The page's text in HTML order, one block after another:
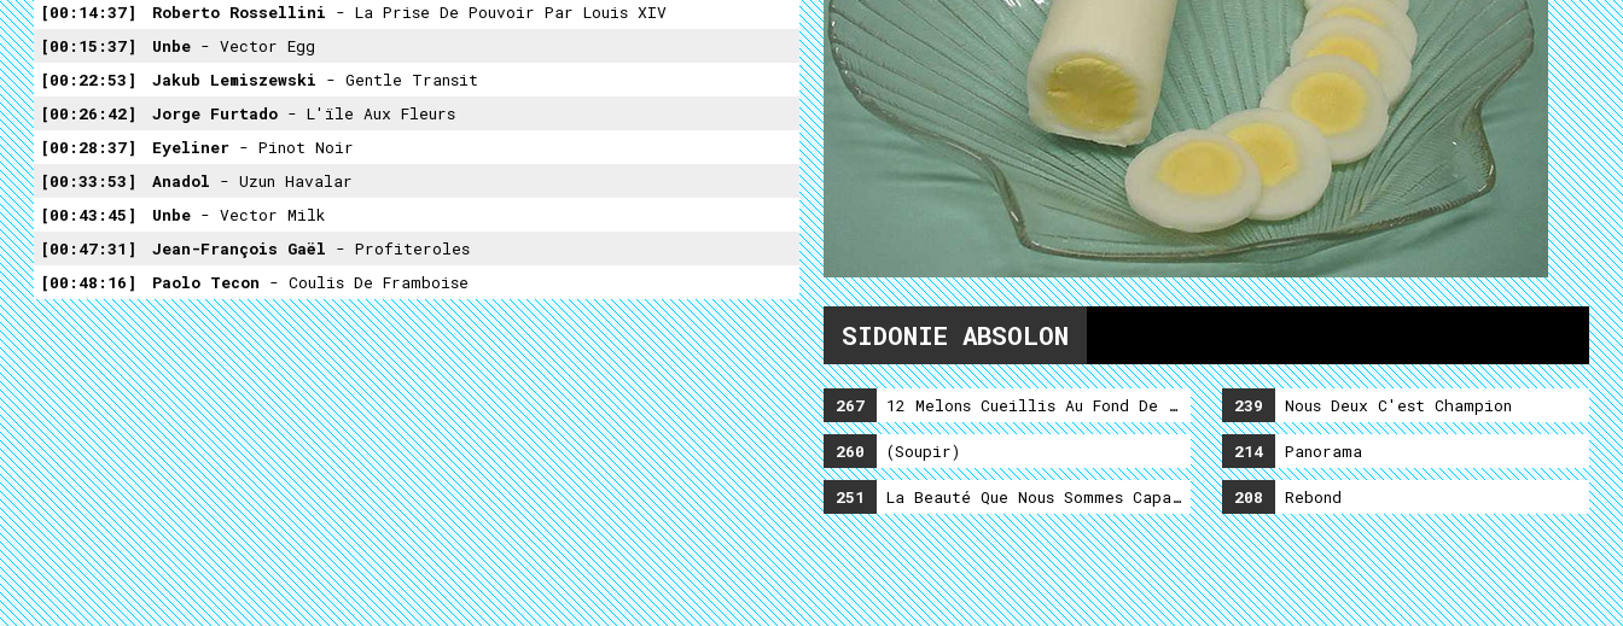
00:14:37
Roberto Rossellini - La Prise De Pouvoir Par Louis XIV
00:15:37
Unbe - Vector Egg
00:22:53
Jakub Lemiszewski - Gentle Transit
00:26:42
Jorge Furtado - L'ïle Aux Fleurs
00:28:37
Eyeliner - Pinot Noir
00:33:53
Anadol - Uzun Havalar
00:43:45
Unbe - Vector Milk
00:47:31
Jean-François Gaël - Profiteroles
00:48:16
Paolo Tecon - Coulis De Framboise
SIDONIE ABSOLON
267 12 Melons Cueillis Au Fond De La Mer (Premier Service)
260 (soupir)
251 La Beauté Que Nous Sommes Capable De Supporter
239 Nous Deux C'est Champion
214 Panorama
208 Rebond